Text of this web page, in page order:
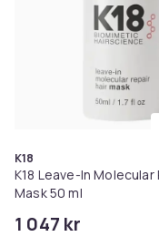
K18
K18 Leave-In Molecular
Mask 50 ml
1 047 kr